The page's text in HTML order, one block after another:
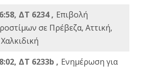
ΔΤ 6234 , Eπιβολή
σε Πρέβεζα, Αττική,
ΔΤ 6233b , Ενημέρωση για